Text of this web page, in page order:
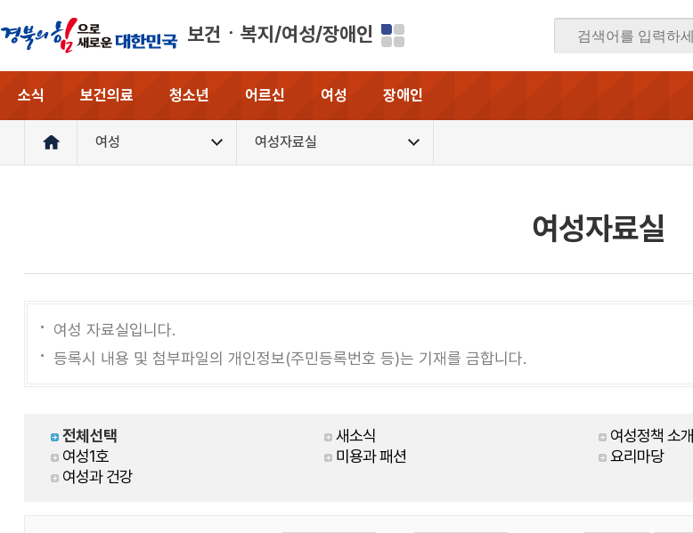
보건ㆍ복지/여성/장애인
소식 보건의료 청소년 어르신 여성 장애인
여성 여성자료실
여성자료실
여성 자료실입니다.
등록시 내용 및 첨부파일의 개인정보(주민등록번호 등)는 기재를 금합니다.
전체선택 새소식 여성정책 소개
여성1호
미용과 패션 요리마당
여성과 건강